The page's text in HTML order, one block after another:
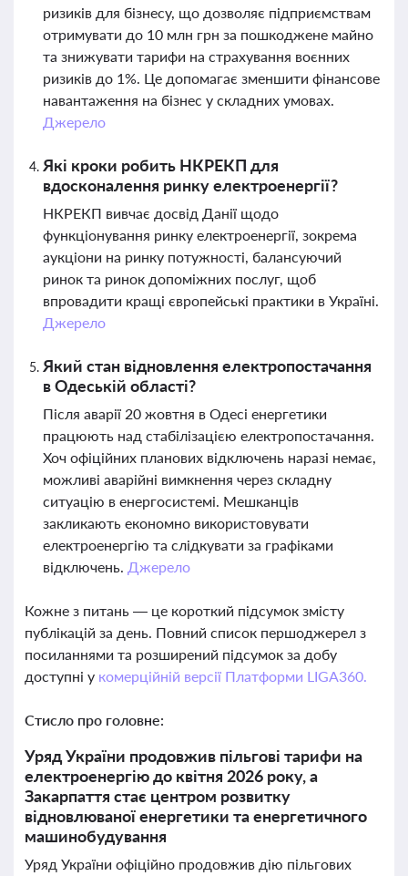
ризиків для бізнесу, що дозволяє підприємствам
отримувати до 10 млн грн за пошкоджене майно
та знижувати тарифи на страхування воєнних
ризиків до 1%. Це допомагає зменшити фінансове
навантаження на бізнес у складних умовах.
Джерело
Які кроки робить НКРЕКП для
вдосконалення ринку електроенергії?
НКРЕКП вивчає досвід Данії щодо
функціонування ринку електроенергії, зокрема
аукціони на ринку потужності, балансуючий
ринок та ринок допоміжних послуг, щоб
впровадити кращі європейські практики в Україні.
Джерело
Який стан відновлення електропостачання
в Одеській області?
Після аварії 20 жовтня в Одесі енергетики
працюють над стабілізацією електропостачання.
Хоч офіційних планових відключень наразі немає,
можливі аварійні вимкнення через складну
ситуацію в енергосистемі. Мешканців
закликають економно використовувати
електроенергію та слідкувати за графіками
відключень. Джерело
Кожне з питань — це короткий підсумок змісту
публікацій за день. Повний список першоджерел з
посиланнями та розширений підсумок за добу
доступні у комерційній версії Платформи LIGA360.
Стисло про головне:
Уряд України продовжив пільгові тарифи на
електроенергію до квітня 2026 року, а
Закарпаття стає центром розвитку
відновлюваної енергетики та енергетичного
машинобудування
Уряд України офіційно продовжив дію пільгових